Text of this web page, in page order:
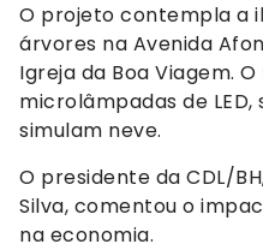
O projeto contempla a
árvores na Avenida
Igreja da Boa Viagem.
microlâmpadas de
simulam neve.
O presidente da CDL/
Silva, comentou o
na economia.